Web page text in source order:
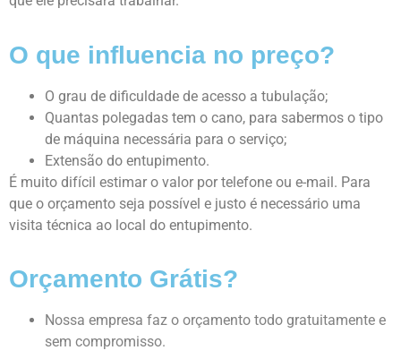
O que influencia no preço?
O grau de dificuldade de acesso a tubulação;
Quantas polegadas tem o cano, para sabermos o tipo
de máquina necessária para o serviço;
Extensão do entupimento.
É muito difícil estimar o valor por telefone ou e-mail. Para
que o orçamento seja possível e justo é necessário uma
visita técnica ao local do entupimento.
Orçamento Grátis?
Nossa empresa faz o orçamento todo gratuitamente e
sem compromisso.